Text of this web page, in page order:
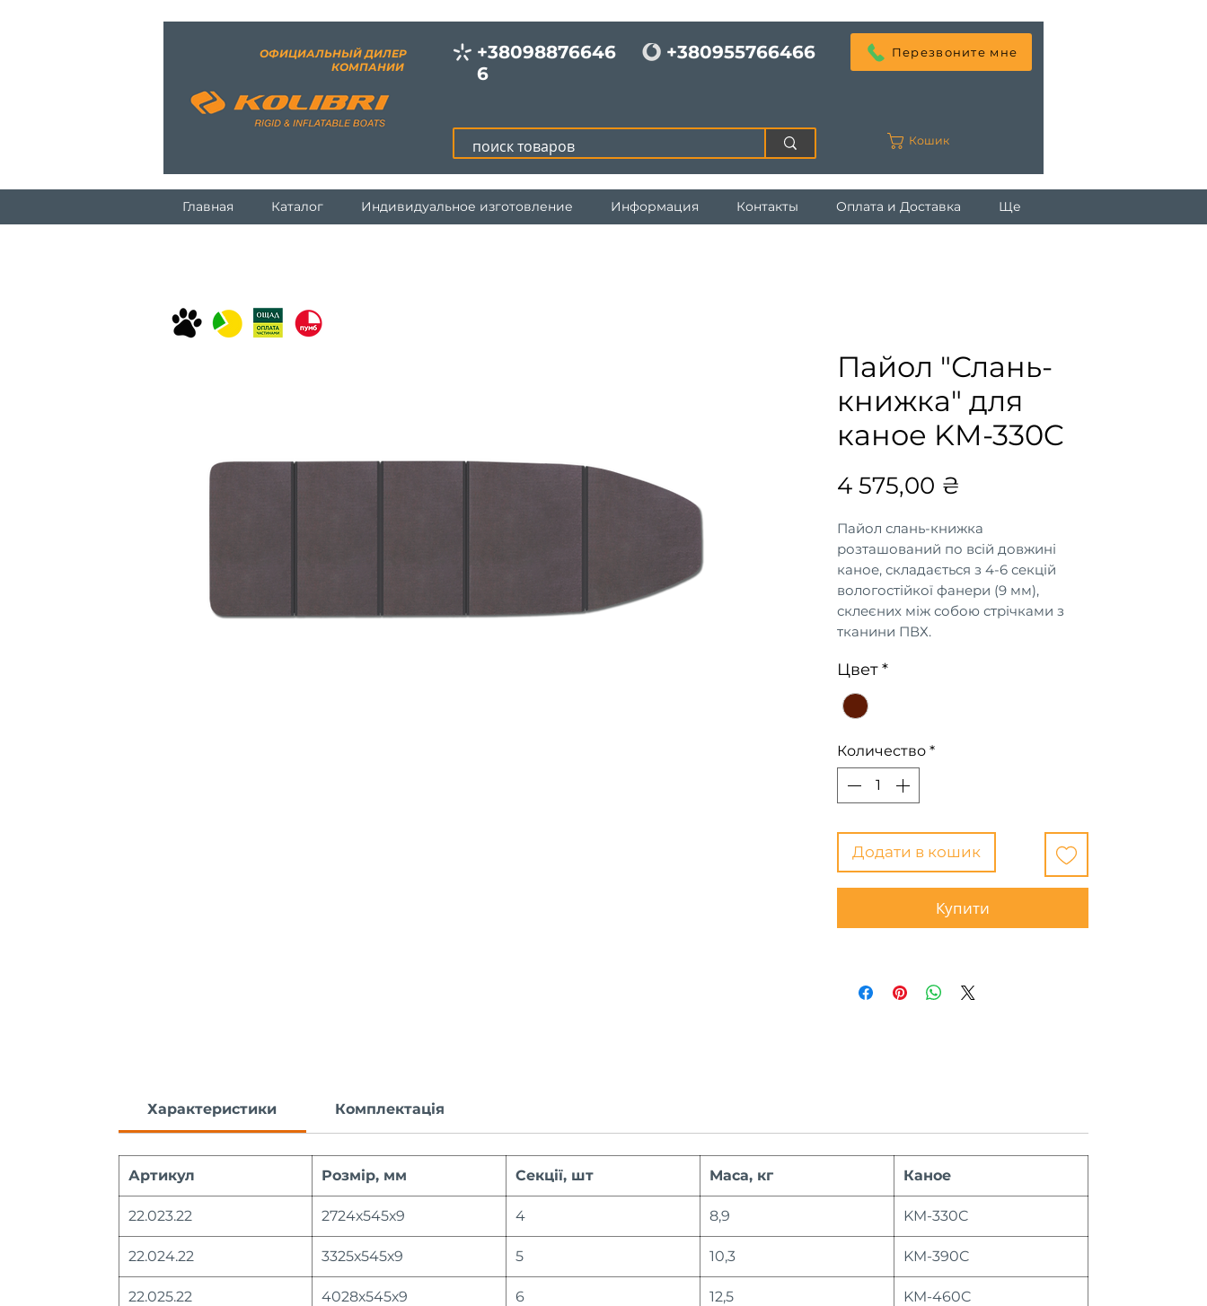
+38098876646
6
+380955766466 Перезвоните мне
Кошик
ОФИЦИАЛЬНЫЙ ДИЛЕР
КОМПАНИИ
Главная Каталог Индивидуальное изготовление Информация Контакты Оплата и Доставка Ще
Пайол "Слань-
книжка" для
каное KM-330C
4 575,00 ₴
Пайол слань-книжка
розташований по всій довжині
каное, складається з 4-6 секцій
вологостійкої фанери (9 мм),
склеєних між собою стрічками з
тканини ПВХ.
З установкою днищевого настилу
слань-книжка надувне моторне
каное “КОЛІБРІ” набуває
експлуатаційних характеристик.
Цвет*
Количество *
Додати в кошик
Купити
Характеристики Комплектація
Артикул Розмір, мм Секції, шт Маса, кг Каное
22.023.22 2724х545х9 4 8,9 KM-330C
22.024.22 3325х545х9 5 10,3 KM-390C
22.025.22 4028х545х9 6 12,5 KM-460C